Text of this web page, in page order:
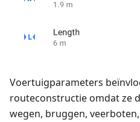
Voertuigparameters
routeconstructie omdat ze
wegen, bruggen,